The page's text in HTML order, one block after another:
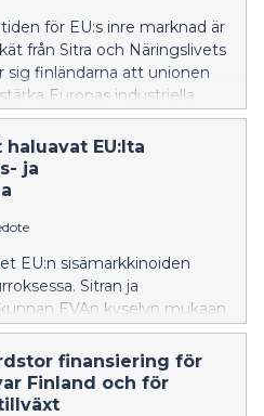
för EU:s inre marknad är
från Sitra och Näringslivets
sig finländarna att unionen
Europas industriella
och
är också beredd att betala
länge konkurrensen inom
EU:lta
ja
EU:n sisämarkkinoiden
Sitran ja
EVAn kyselyn mukaan
aiempaa
teollisen perustan,
ja huoltovarmuuden
ollaan myös
finansiering för
Finland och för